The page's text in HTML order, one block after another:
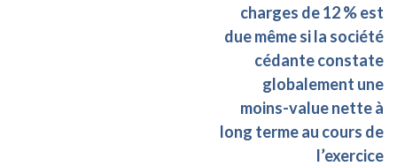
charges de 12 % est
due même si la société
cédante constate
globalement une
moins-value nette à
long terme au cours de
l’exercice